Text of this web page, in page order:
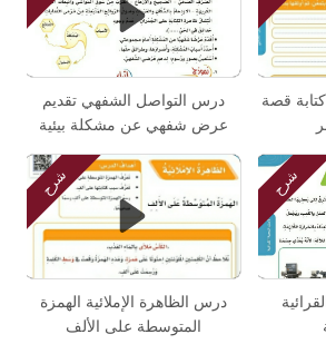
قصة
درس التواصل الشفهي تقديم
عرض شفهي عن مشكلة بيئية
شرح شرح
درس الظاهرة الإملائية الهمزة
المتوسطة على الألف